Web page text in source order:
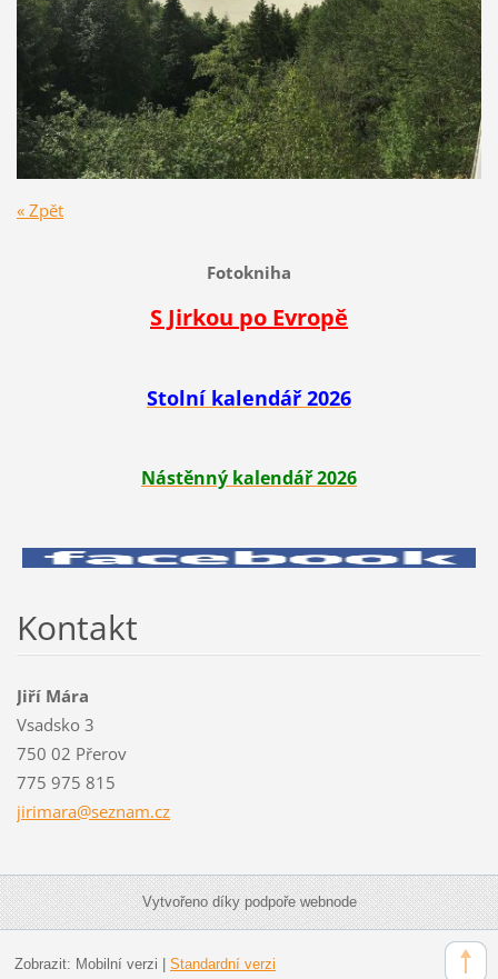
« Zpět
Fotokniha
S Jirkou po Evropě
Stolní kalendář 2026
Nástěnný kalendář 2026
Kontakt
Jiří Mára
Vsadsko 3
750 02 Přerov
775 975 815
jirimara@seznam.cz
Vytvořeno díky podpoře webnode
Zobrazit: Mobilní verzi Standardní verzi